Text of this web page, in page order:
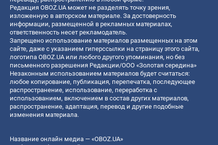
Редакция OBOZ.UA может не разделять точку зрения,
изложенную в авторском материале. За достоверность
информации, размещенной в рекламных материалах,
ответственность несет рекламодатель.
Запрещено использование материалов размещенных на этом
сайте, даже с указанием гиперссылки на страницу этого сайта,
логотипа OBOZ.UA или любого другого упоминания, но без
письменного разрешения Редакции/ООО «Золотая середина»
Незаконным использованием материалов будет считаться:
любое копирование, публикация, перепечатка, последующее
распространение, использование, переработка с
использованием, включением в состав других материалов,
распространение, адаптация, перевод и другие подобные
изменения материала.
Название онлайн медиа — «OBOZ.UA»